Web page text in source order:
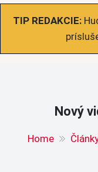
TIP REDAKCIE:
Nový
Home